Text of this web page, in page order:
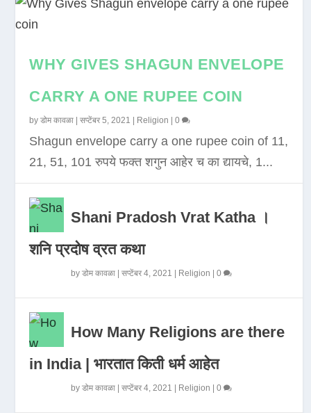
WHY GIVES SHAGUN ENVELOPE
CARRY A ONE RUPEE COIN
byडोम कावळा |सप्टेंबर 5, 2021 Religion |0
Shagun envelope carry a one rupee coin of 11,
21, 51, 101 रुपये फक्त शगुन आहेर च का द्यायचे, 1...
Shani Pradosh Vrat Katha ।
शनि प्रदोष व्रत कथा
byडोम कावळा |सप्टेंबर 4, 2021 Religion |0
How Many Religions are there
in India | भारतात किती धर्म आहेत
byडोम कावळा |सप्टेंबर 4, 2021 Religion |0